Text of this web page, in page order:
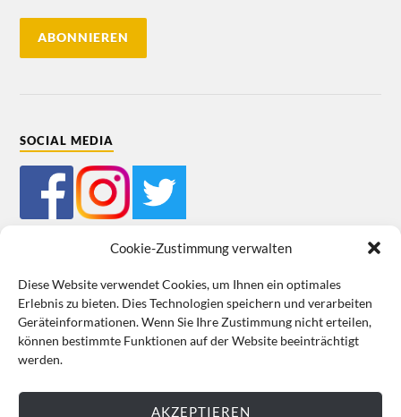
Cookie-Zustimmung verwalten
Diese Website verwendet Cookies, um Ihnen ein optimales
Erlebnis zu bieten. Dies Technologien speichern und verarbeiten
Geräteinformationen. Wenn Sie Ihre Zustimmung nicht erteilen,
können bestimmte Funktionen auf der Website beeinträchtigt
werden.
AKZEPTIEREN
SOCIAL MEDIA
Mein Bestellkonto Kundeninformationen Datenschutz
Cookie-Richtlinie (EU) Impressum
VERTRAG WIDERRUFEN